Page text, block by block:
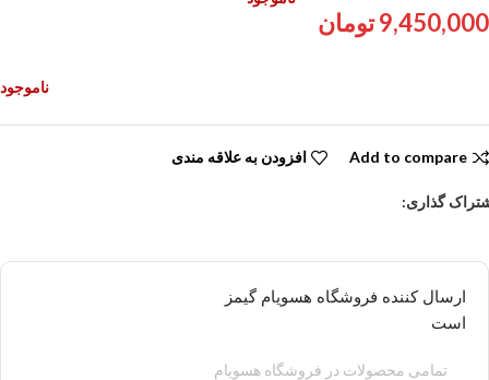
9,450,000تومان
ناموجود
Add to compare افزودن به علاقه مندی
گذاری:
ارسال کننده فروشگاه هسویام گیمز
است
تمامی محصولات در فروشگاه هسویام